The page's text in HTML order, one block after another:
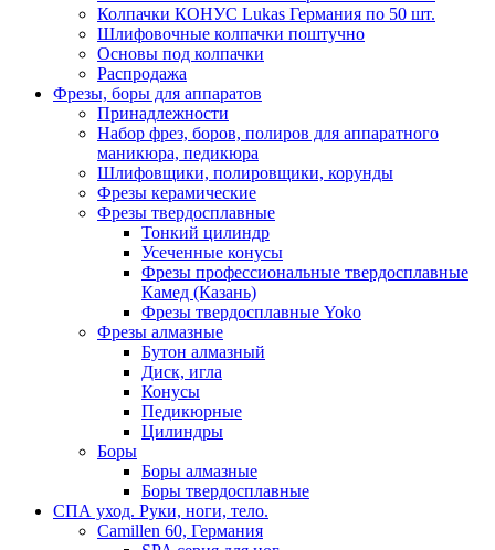
Колпачки КОНУС Lukas Германия по 50 шт.
Шлифовочные колпачки поштучно
Основы под колпачки
Распродажа
Фрезы, боры для аппаратов
Принадлежности
Набор фрез, боров, полиров для аппаратного
маникюра, педикюра
Шлифовщики, полировщики, корунды
Фрезы керамические
Фрезы твердосплавные
Тонкий цилиндр
Усеченные конусы
Фрезы профессиональные твердосплавные
Камед (Казань)
Фрезы твердосплавные Yoko
Фрезы алмазные
Бутон алмазный
Диск, игла
Конусы
Педикюрные
Цилиндры
Боры
Боры алмазные
Боры твердосплавные
СПА уход. Руки, ноги, тело.
Camillen 60, Германия